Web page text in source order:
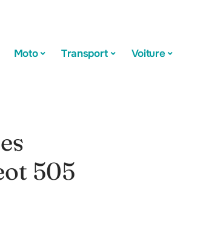
Moto Transport Voiture
505